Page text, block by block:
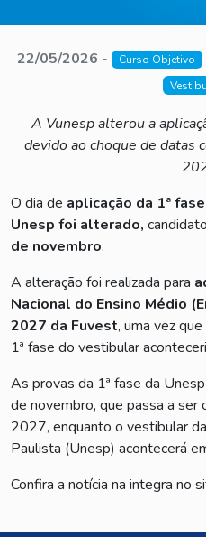
22/05/2026 - Curso Objetivo
A Vunesp alterou a
devido ao choque de datas
O dia de aplicação da 1ª
Unesp foi alterado,
de novembro.
A alteração foi realizada para
Nacional do Ensino Médio
2027 da Fuvest, uma vez
1ª fase do vestibular
As provas da 1ª fase da
de novembro, que passa a ser
2027, enquanto o vestibular
Paulista (Unesp) acontecerá
Confira a notícia na integra no